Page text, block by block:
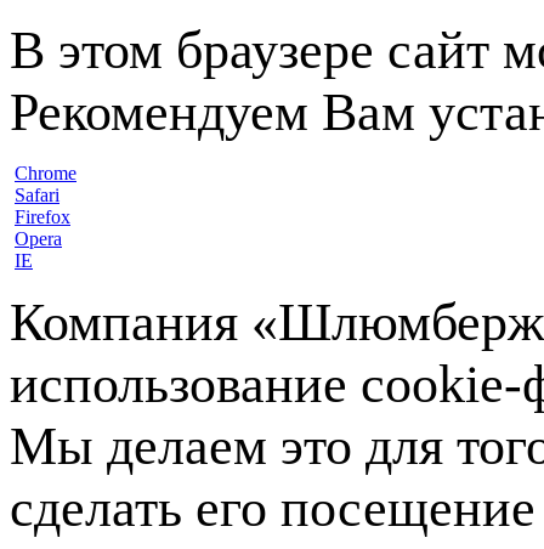
В этом браузере сайт
Рекомендуем Вам
Chrome
Safari
Firefox
Opera
IE
Компания
использование
Мы делаем это для
сделать его